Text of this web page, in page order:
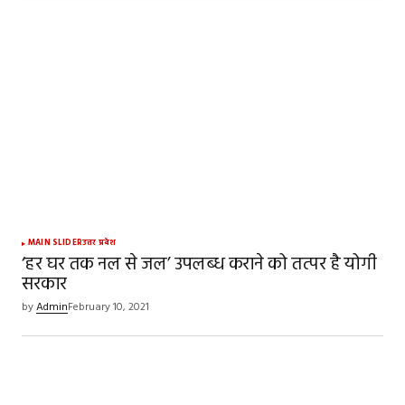
browser for the next time I comment.
MAIN SLIDERउत्तर प्रदेश
‘हर घर तक नल से जल’ उपलब्ध कराने को तत्पर है योगी
सरकार
byAdminFebruary 10, 2021